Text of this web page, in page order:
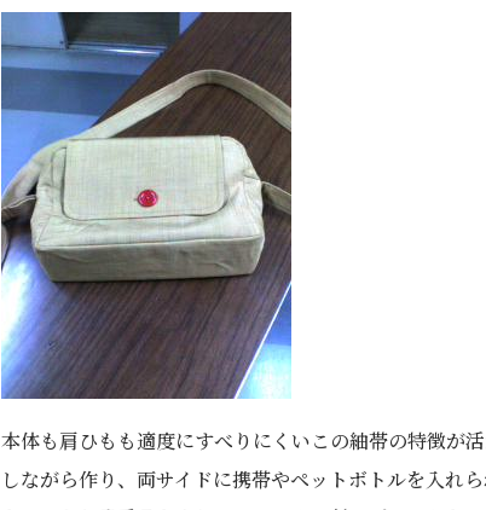
本体も肩ひもも適度にすべりにくいこの紬帯の特徴が
しながら作り、両サイドに携帯やペットボトルを入れ